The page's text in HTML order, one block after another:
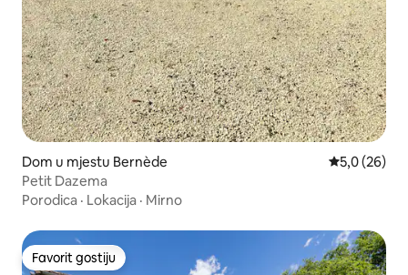
Dom u mjestu Bernède Prosječna
5,0 (26)
Petit Dazema
Porodica · Lokacija · Mirno
Favorit gostiju
Favorit gostiju